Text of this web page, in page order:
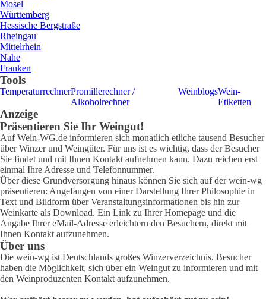
Mosel
Württemberg
Hessische Bergstraße
Rheingau
Mittelrhein
Nahe
Franken
Tools
TemperaturrechnerPromillerechner /
Alkoholrechner
WeinblogsWein-
Etiketten
Anzeige
Präsentieren Sie Ihr Weingut!
Auf Wein-WG.de informieren sich monatlich etliche tausend Besucher
über Winzer und Weingüter. Für uns ist es wichtig, dass der Besucher
Sie findet und mit Ihnen Kontakt aufnehmen kann. Dazu reichen erst
einmal Ihre Adresse und Telefonnummer.
Über diese Grundversorgung hinaus können Sie sich auf der wein-wg
präsentieren: Angefangen von einer Darstellung Ihrer Philosophie in
Text und Bildform über Veranstaltungsinformationen bis hin zur
Weinkarte als Download. Ein Link zu Ihrer Homepage und die
Angabe Ihrer eMail-Adresse erleichtern den Besuchern, direkt mit
Ihnen Kontakt aufzunehmen.
Über uns
Die wein-wg ist Deutschlands großes Winzerverzeichnis. Besucher
haben die Möglichkeit, sich über ein Weingut zu informieren und mit
den Weinproduzenten Kontakt aufzunehmen.